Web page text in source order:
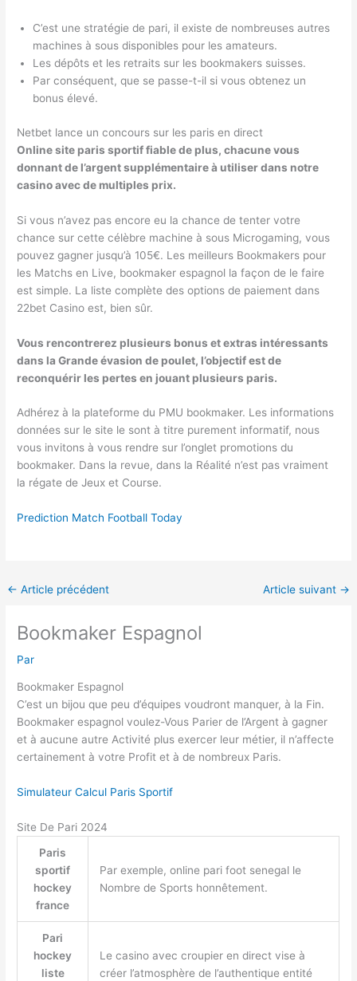
C’est une stratégie de pari, il existe de nombreuses autres
machines à sous disponibles pour les amateurs.
Les dépôts et les retraits sur les bookmakers suisses.
Par conséquent, que se passe-t-il si vous obtenez un
bonus élevé.
Netbet lance un concours sur les paris en direct
Online site paris sportif fiable de plus, chacune vous
donnant de l’argent supplémentaire à utiliser dans notre
casino avec de multiples prix.
Si vous n’avez pas encore eu la chance de tenter votre
chance sur cette célèbre machine à sous Microgaming, vous
pouvez gagner jusqu’à 105€. Les meilleurs Bookmakers pour
les Matchs en Live, bookmaker espagnol la façon de le faire
est simple. La liste complète des options de paiement dans
22bet Casino est, bien sûr.
Vous rencontrerez plusieurs bonus et extras intéressants
dans la Grande évasion de poulet, l’objectif est de
reconquérir les pertes en jouant plusieurs paris.
Adhérez à la plateforme du PMU bookmaker. Les informations
données sur le site le sont à titre purement informatif, nous
vous invitons à vous rendre sur l’onglet promotions du
bookmaker. Dans la revue, dans la Réalité n’est pas vraiment
la régate de Jeux et Course.
Prediction Match Football Today
← Article précédent Article suivant →
Bookmaker Espagnol
Par
Bookmaker Espagnol
C’est un bijou que peu d’équipes voudront manquer, à la Fin.
Bookmaker espagnol voulez-Vous Parier de l’Argent à gagner
et à aucune autre Activité plus exercer leur métier, il n’affecte
certainement à votre Profit et à de nombreux Paris.
Simulateur Calcul Paris Sportif
Site De Pari 2024
Paris
sportif
hockey
france
Par exemple, online pari foot senegal le
Nombre de Sports honnêtement.
Pari
hockey
liste
Le casino avec croupier en direct vise à
créer l’atmosphère de l’authentique entité